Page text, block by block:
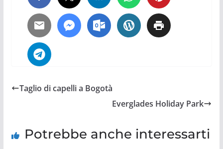
Taglio di capelli a Bogotà
Everglades Holiday Park
Potrebbe anche interessarti